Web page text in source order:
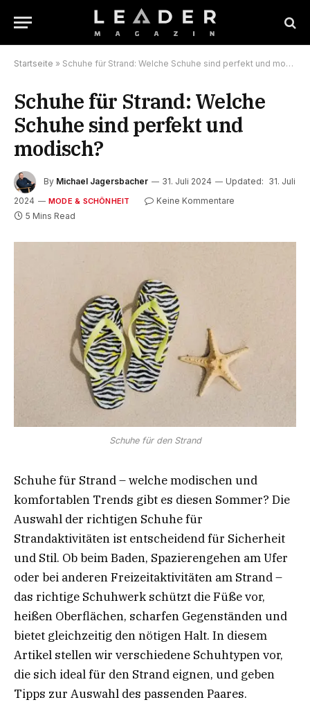
Startseite » Schuhe für Strand: Welche Schuhe sind perfekt und modisch?
Schuhe für Strand: Welche
Schuhe sind perfekt und
modisch?
By Michael Jagersbacher 31. Juli 2024 Updated: 31. Juli
2024
MODE & SCHÖNHEIT
Keine Kommentare
5 Mins Read
Schuhe für den Strand
Schuhe für Strand – welche modischen und
komfortablen Trends gibt es diesen Sommer? Die
Auswahl der richtigen Schuhe für
Strandaktivitäten ist entscheidend für Sicherheit
und Stil. Ob beim Baden, Spazierengehen am Ufer
oder bei anderen Freizeitaktivitäten am Strand –
das richtige Schuhwerk schützt die Füße vor,
heißen Oberflächen, scharfen Gegenständen und
bietet gleichzeitig den nötigen Halt. In diesem
Artikel stellen wir verschiedene Schuhtypen vor,
die sich ideal für den Strand eignen, und geben
Tipps zur Auswahl des passenden Paares.